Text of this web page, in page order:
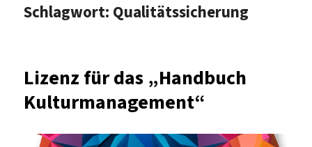
Schlagwort: Qualitätssicherung
Lizenz für das „Handbuch
Kulturmanagement“